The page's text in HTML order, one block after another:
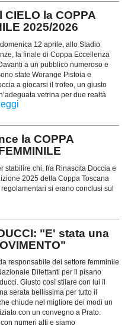
la COPPA
2025/2026
12 aprile, allo Stadio
la finale di Coppa Eccellenza
a un pubblico numeroso e
state Worange Pistoia e
a giocarsi il trofeo, un giusto
vetrina per due realtà
leggi
la COPPA
stabilire chi, fra Rinascita Doccia e
2025 della Coppa Toscana
si erano conclusi sul
"E' stata una
responsabile del settore femminile
Dilettanti per il pisano
Giusto così stilare con lui il
serata bellissima per tutto il
chiude nel migliore dei modi un
con un convegno a Prato.
numeri alti e siamo